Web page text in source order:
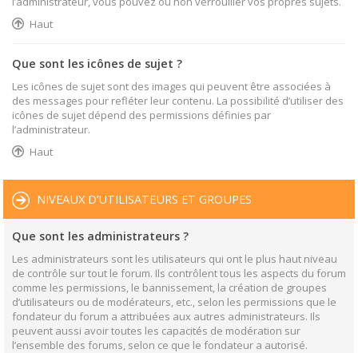
Haut
Que sont les icônes de sujet ?
Les icônes de sujet sont des images qui peuvent être associées à
des messages pour refléter leur contenu. La possibilité d’utiliser des
icônes de sujet dépend des permissions définies par
l’administrateur.
Haut
NIVEAUX D’UTILISATEURS ET GROUPES
Que sont les administrateurs ?
Les administrateurs sont les utilisateurs qui ont le plus haut niveau
de contrôle sur tout le forum. Ils contrôlent tous les aspects du forum
comme les permissions, le bannissement, la création de groupes
d’utilisateurs ou de modérateurs, etc., selon les permissions que le
fondateur du forum a attribuées aux autres administrateurs. Ils
peuvent aussi avoir toutes les capacités de modération sur
l’ensemble des forums, selon ce que le fondateur a autorisé.